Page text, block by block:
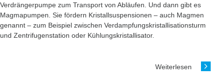
Verdrängerpumpe zum Transport von Abläufen. Und dann gibt es
Magmapumpen. Sie fördern Kristallsuspensionen – auch ­Magmen
genannt – zum Beispiel zwischen ­Verdampfungskristallisationsturm
und Zentrifugenstation oder Kühlungskristallisator.
Weiterlesen